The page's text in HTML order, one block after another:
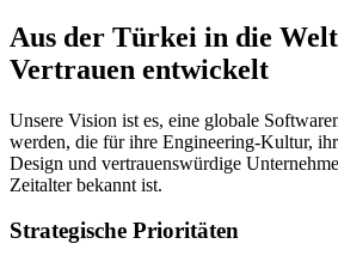
Aus der Türkei in die
Vertrauen entwickelt
Unsere Vision ist es, eine globale
werden, die für ihre Engineering-Kultur,
Design und vertrauenswürdige
Zeitalter bekannt ist.
Strategische Prioritäten